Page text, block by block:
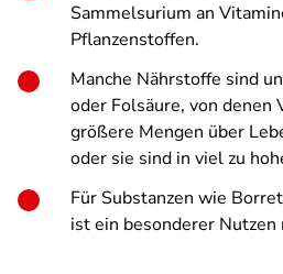
Sammelsurium an
Pflanzenstoffen.
Manche Nährstoffe sind
oder Folsäure, von denen
größere Mengen über
oder sie sind in viel zu
Für Substanzen wie
ist ein besonderer